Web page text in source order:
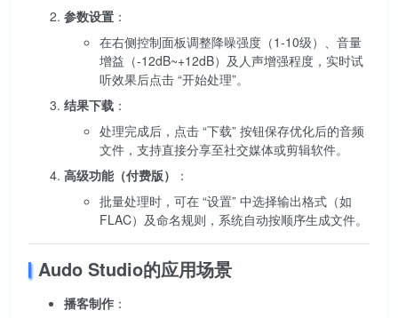
参数设置 ：
在右侧控制面板调整降噪强度（1-10级）、音量
增益（-12dB~+12dB）及人声增强程度，实时试
听效果后点击 “开始处理”。
结果下载 ：
处理完成后，点击 “下载” 按钮保存优化后的音频
文件，支持直接分享至社交媒体或剪辑软件。
高级功能（付费版）
：
批量处理时，可在 “设置” 中选择输出格式（如
FLAC）及命名规则，系统自动按顺序生成文件。
Audo Studio的应用场景
播客制作 ：